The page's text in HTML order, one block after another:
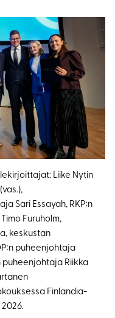
Liike Nytin
Sari Essayah, RKP:n
Furuholm,
keskustan
puheenjohtaja
puheenjohtaja Riikka
Finlandia-
2026.